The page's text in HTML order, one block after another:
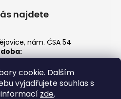
cookie. Dalším
vyjadřujete souhlas s
informací zde.
najdete
nám. ČSA 54
na mapě